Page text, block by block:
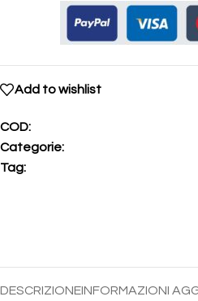
Add to wishlist
COD:
Categorie:
Tag:
DESCRIZIONEINFORMAZIONI